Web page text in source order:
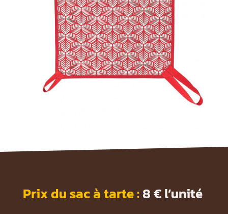
Prix du sac à tarte :8 € l’unité